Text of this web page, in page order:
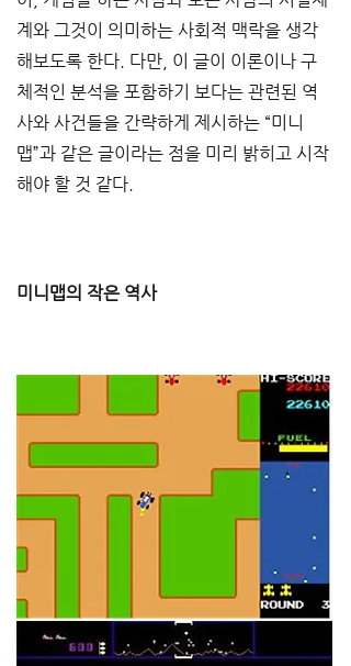
계와 그것이 의미하는 사회적 맥락을 생각
해보도록 한다. 다만, 이 글이 이론이나 구
체적인 분석을 포함하기 보다는 관련된 역
사와 사건들을 간략하게 제시하는 “미니
맵”과 같은 글이라는 점을 미리 밝히고 시작
해야 할 것 같다.
미니맵의 작은 역사